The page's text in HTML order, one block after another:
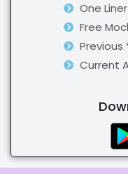
One
Free
Previous
Current